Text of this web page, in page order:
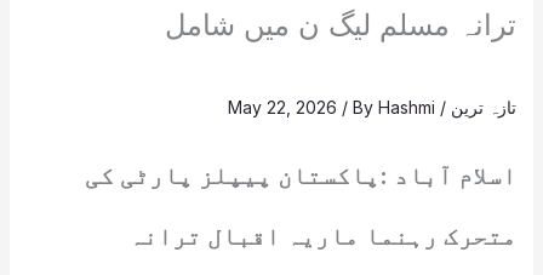
ترانہ مسلم لیگ ن میں شامل
تازہ ترین /
May 22, 2026 / ByHashmi
اسلام آباد :پاکستان پیپلز پارٹی کی
متحرک رہنما ماریہ اقبال ترانہ